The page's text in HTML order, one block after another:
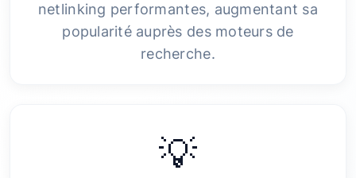
netlinking performantes, augmentant sa
popularité auprès des moteurs de
recherche.
💡